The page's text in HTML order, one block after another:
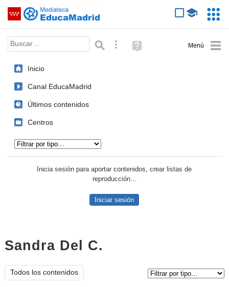
Saltar navegación
Palabra o frase: Búsqueda avanzada
Ayuda
(en
Inicio
Canal EducaMadrid
Últimos contenidos
Centros
Inicia sesión para aportar contenidos, crear listas de
reproducción...
Iniciar sesión
Sandra Del C.
Todos los contenidos